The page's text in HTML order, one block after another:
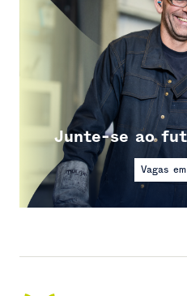
Junte-se ao
Vagas